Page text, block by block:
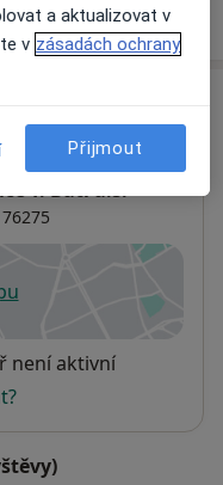
operačních
T. Bati a.s.
76275
v nové záložce
není aktivní
a aktualizovat v
v zásadách ochrany
Přijmout